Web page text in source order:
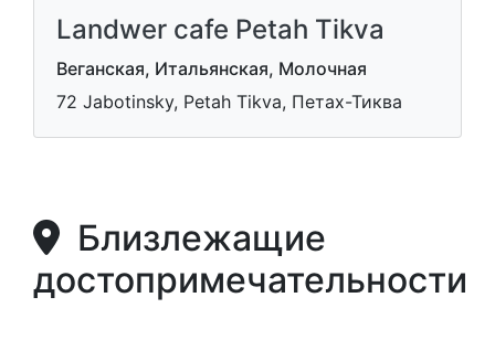
Landwer cafe Petah Tikva
Веганская, Итальянская, Молочная
72 Jabotinsky, Petah Tikva, Петах-Тиква
Близлежащие
достопримечательности